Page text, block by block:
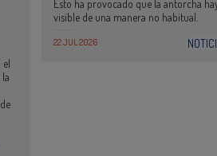
el
Esto ha provocado que la antorcha
visible de una manera no habitual.
22 JUL 2026